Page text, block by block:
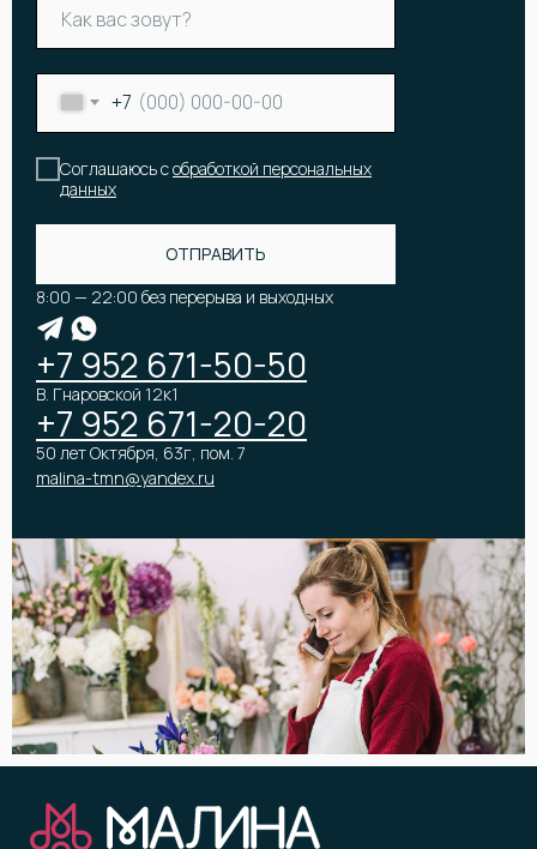
+7
Соглашаюсь собработкой персональных
данных
ОТПРАВИТЬ
8:00 — 22:00 без перерыва и выходных
+7 952 671-50-50
В. Гнаровской 12к1
+7 952 671-20-20
50 лет Октября, 63г, пом. 7
malina-tmn@yandex.ru
Корзины и коробки с цветамиВсе букеты
Букет невесты
Премиум букетыОформление мероприятий
КОМПАНИЯ
О компании
Вакансии
Отзывы
Контакты
ПОКУПАТЕЛЯМ
Доставка
Оплата и возрат
Бонусная программа
Помощь
Юридическим лицам